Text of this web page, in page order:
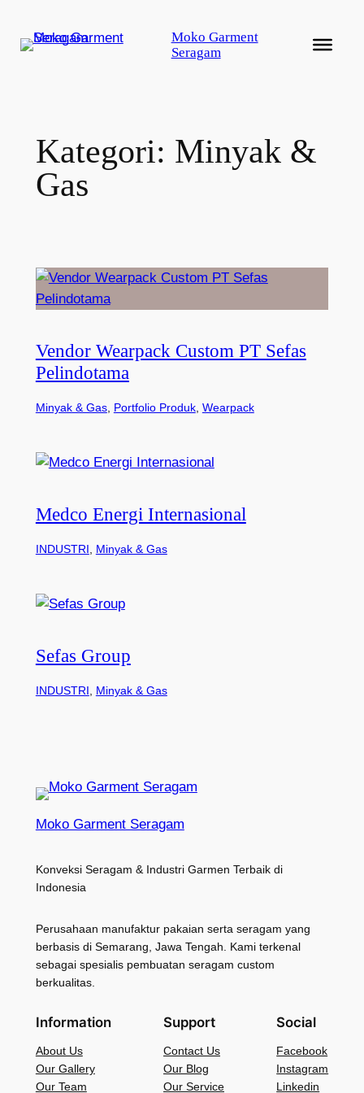
Moko Garment
Seragam
Kategori: Minyak &
Gas
Vendor Wearpack Custom PT Sefas
Pelindotama
Minyak & Gas, Portfolio Produk, Wearpack
Medco Energi Internasional
INDUSTRI Minyak & Gas
Sefas Group
INDUSTRI, Minyak & Gas
Moko Garment Seragam
Konveksi Seragam & Industri Garmen Terbaik di
Indonesia
Perusahaan manufaktur pakaian serta seragam yang
berbasis di Semarang, Jawa Tengah. Kami terkenal
sebagai spesialis pembuatan seragam custom
berkualitas.
Information
About Us
Our Gallery
Our Team
Support
Contact Us
Our Blog
Our Service
Social
Facebook
Instagram
Linkedin